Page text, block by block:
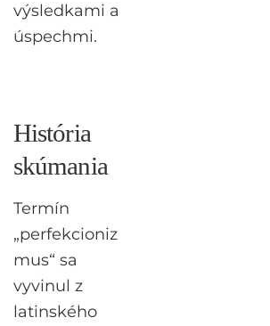
výsledkami a
úspechmi.
História
skúmania
Termín
„perfekcioniz
mus“ sa
vyvinul z
latinského